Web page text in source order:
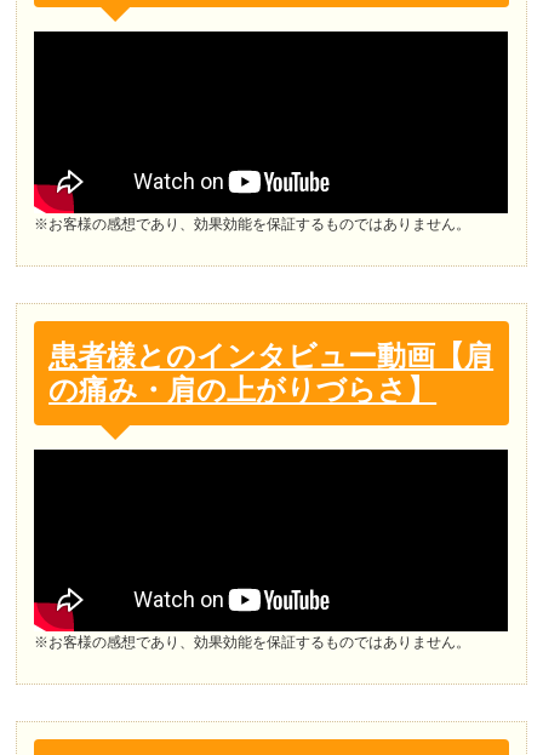
※お客様の感想であり、効果効能を保証するものではありません。
患者様とのインタビュー動画【肩
の痛み・肩の上がりづらさ】
※お客様の感想であり、効果効能を保証するものではありません。